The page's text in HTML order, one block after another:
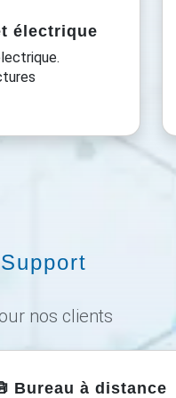
électrique
nos clients
Bureau à distance